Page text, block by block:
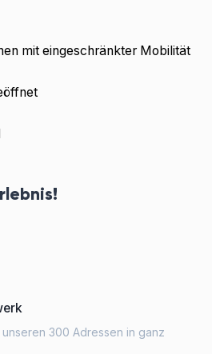
mit eingeschränkter Mobilität
300 Adressen in ganz